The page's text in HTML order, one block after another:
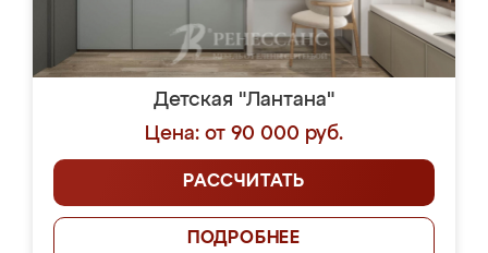
Детская "Лантана"
Цена: от 90 000 руб.
РАССЧИТАТЬ
ПОДРОБНЕЕ